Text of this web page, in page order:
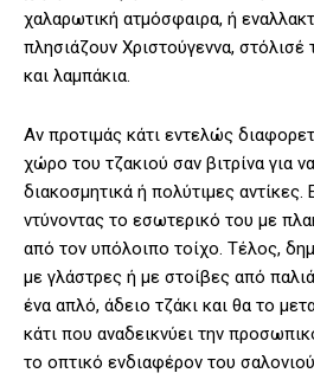
χαλαρωτική ατμόσφαιρα, ή
πλησιάζουν Χριστούγεννα, στόλισέ
και λαμπάκια.
Αν προτιμάς κάτι εντελώς
χώρο του τζακιού σαν βιτρίνα για
διακοσμητικά ή πολύτιμες αντίκες.
ντύνοντας το εσωτερικό του με
από τον υπόλοιπο τοίχο. Τέλος,
με γλάστρες ή με στοίβες από
ένα απλό, άδειο τζάκι και θα το
κάτι που αναδεικνύει την
το οπτικό ενδιαφέρον του